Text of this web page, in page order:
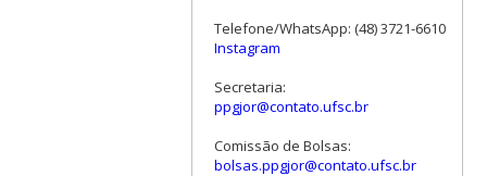
Telefone/WhatsApp: (48) 3721-6610
Instagram
Secretaria:
ppgjor@contato.ufsc.br
Comissão de Bolsas:
bolsas.ppgjor@contato.ufsc.br